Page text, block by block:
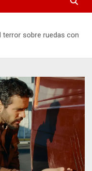
terror sobre ruedas con